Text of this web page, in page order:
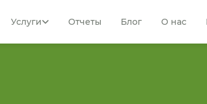
Услуги Отчеты Блог О нас